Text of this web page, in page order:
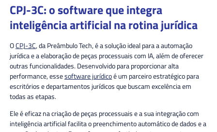
CPJ-3C: o software que integra
inteligência artificial na rotina jurídica
OCPJ-3C, da Preâmbulo Tech, é a solução ideal para a automação
jurídica e a elaboração de peças processuais com IA, além de oferecer
outras funcionalidades. Desenvolvido para proporcionar alta
performance, essesoftware jurídicoé um parceiro estratégico para
escritórios e departamentos jurídicos que buscam excelência em
todas as etapas.
Ele é eficaz na criação de peças processuais e a sua integração com
inteligência artificial facilita o preenchimento automático de dados e a